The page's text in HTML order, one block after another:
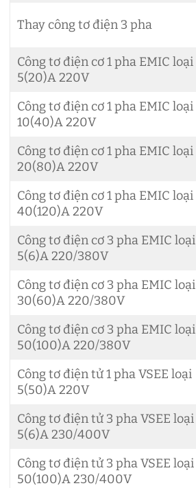
Thay công tơ điện 3 pha
Công tơ điện cơ 1 pha EMIC loại
5(20)A 220V
Công tơ điện cơ 1 pha EMIC loại
10(40)A 220V
Công tơ điện cơ 1 pha EMIC loại
20(80)A 220V
Công tơ điện cơ 1 pha EMIC loại
40(120)A 220V
Công tơ điện cơ 3 pha EMIC loại
5(6)A 220/380V
Công tơ điện cơ 3 pha EMIC loại
30(60)A 220/380V
Công tơ điện cơ 3 pha EMIC loại
50(100)A 220/380V
Công tơ điện tử 1 pha VSEE loại
5(50)A 220V
Công tơ điện tử 3 pha VSEE loại
5(6)A 230/400V
Công tơ điện tử 3 pha VSEE loại
50(100)A 230/400V